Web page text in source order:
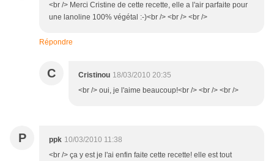
<br /> Merci Cristine de cette recette, elle a l'air parfaite pour
une lanoline 100% végétal :-)<br /> <br /> <br />
Répondre
C Cristinou 18/03/2010 20:35
<br /> oui, je l'aime beaucoup!<br /> <br /> <br />
P ppk 10/03/2010 11:38
<br /> ça y est je l'ai enfin faite cette recette! elle est tout